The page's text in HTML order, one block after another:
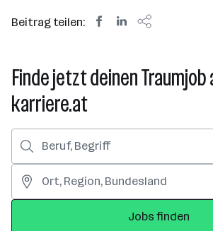
Beitrag teilen:
Finde jetzt deinen Traumjob
karriere.at
Jobs finden